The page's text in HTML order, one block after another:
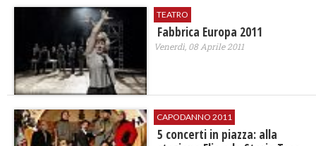
TEATRO
Fabbrica Europa 2011
Venerdì, 08 Aprile 2011
CAPODANNO 2011
5 concerti in piazza: alla